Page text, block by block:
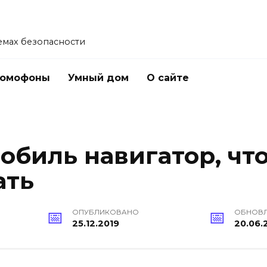
безопасности
Умный дом О сайте
навигатор,
ОПУБЛИКОВАНО
25.12.2019